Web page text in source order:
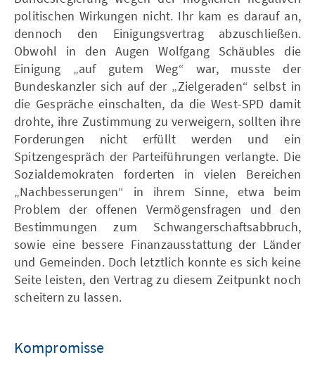
politischen Wirkungen nicht. Ihr kam es darauf an,
dennoch den Einigungsvertrag abzuschließen.
Obwohl in den Augen Wolfgang Schäubles die
Einigung „auf gutem Weg“ war, musste der
Bundeskanzler sich auf der „Zielgeraden“ selbst in
die Gespräche einschalten, da die West-SPD damit
drohte, ihre Zustimmung zu verweigern, sollten ihre
Forderungen nicht erfüllt werden und ein
Spitzengespräch der Parteiführungen verlangte. Die
Sozialdemokraten forderten in vielen Bereichen
„Nachbesserungen“ in ihrem Sinne, etwa beim
Problem der offenen Vermögensfragen und den
Bestimmungen zum Schwangerschaftsabbruch,
sowie eine bessere Finanzausstattung der Länder
und Gemeinden. Doch letztlich konnte es sich keine
Seite leisten, den Vertrag zu diesem Zeitpunkt noch
scheitern zu lassen.
Kompromisse